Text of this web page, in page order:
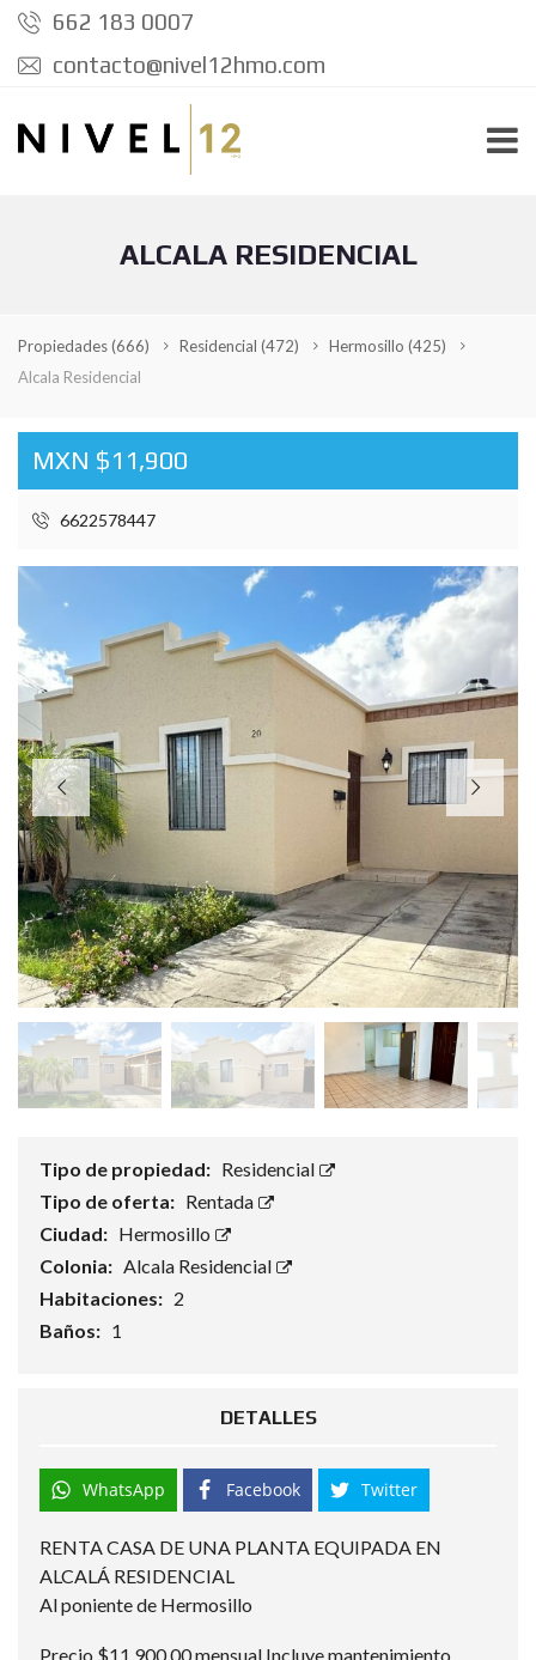
662 183 0007
contacto@nivel12hmo.com
ALCALA RESIDENCIAL
Propiedades(666) Residencial (472) Hermosillo (425)
Alcala Residencial
MXN $11,900
6622578447
Tipo de propiedad: Residencial
Tipo de oferta: Rentada
Ciudad: Hermosillo
Colonia: Alcala Residencial
Habitaciones: 2
Baños: 1
DETALLES
WhatsApp Facebook Twitter
RENTA CASA DE UNA PLANTA EQUIPADA EN
ALCALÁ RESIDENCIAL
Al poniente de Hermosillo
Precio $11,900.00 mensual Incluye mantenimiento